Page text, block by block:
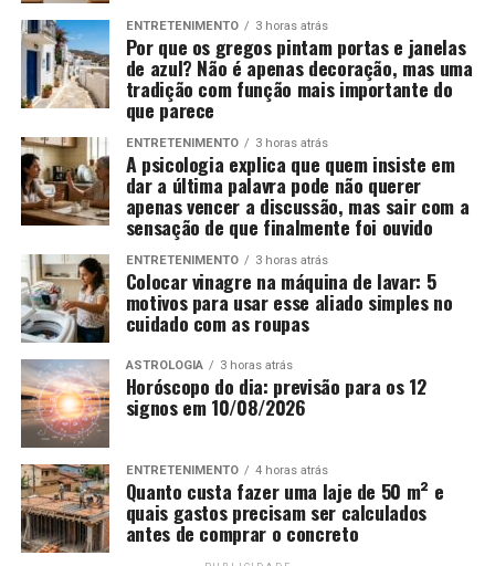
ENTRETENIMENTO 3 horas atrás
Por que os gregos pintam portas e janelas
de azul? Não é apenas decoração, mas uma
tradição com função mais importante do
que parece
ENTRETENIMENTO 3 horas atrás
A psicologia explica que quem insiste em
dar a última palavra pode não querer
apenas vencer a discussão, mas sair com a
sensação de que finalmente foi ouvido
ENTRETENIMENTO 3 horas atrás
Colocar vinagre na máquina de lavar: 5
motivos para usar esse aliado simples no
cuidado com as roupas
ASTROLOGIA 3 horas atrás
Horóscopo do dia: previsão para os 12
signos em 10/08/2026
ENTRETENIMENTO 4 horas atrás
Quanto custa fazer uma laje de 50 m² e
quais gastos precisam ser calculados
antes de comprar o concreto